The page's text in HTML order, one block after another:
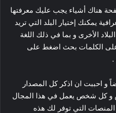
هناك أشياء يجب عليك معرفتها
يمكنك إختيار البلد التي تريد
الأخرى و بما في ذلك اللغة
الكلمات بحث اضغط على
.
و احببت ان اذكر كل المصدار
و كل شخص يعمل في هذا المجال
التي توفر لك هذه